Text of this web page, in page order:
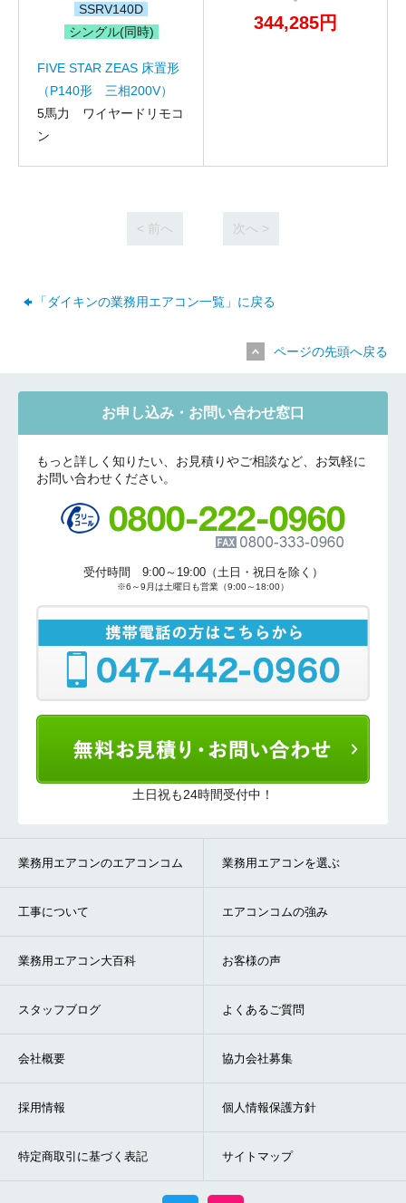
SSRV140D
シングル(同時)
FIVE STAR ZEAS 床置形
（P140形 三相200V）
5馬力 ワイヤードリモコ
ン
344,285円
< 前へ 次へ >
「ダイキンの業務用エアコン一覧」に戻る
ページの先頭へ戻る
お申し込み・お問い合わせ窓口
もっと詳しく知りたい、お見積りやご相談など、お気軽に
お問い合わせください。
受付時間 9:00～19:00（土日・祝日を除く）
※6～9月は土曜日も営業（9:00～18:00）
土日祝も24時間受付中！
お名前
電話番号
メールアドレス
折り返しのご連絡
メール
送信する
業務用エアコンのエアコンコム 業務用エアコンを選ぶ
工事について エアコンコムの強み
業務用エアコン大百科 お客様の声
スタッフブログ よくあるご質問
会社概要 協力会社募集
採用情報 個人情報保護方針
特定商取引に基づく表記 サイトマップ